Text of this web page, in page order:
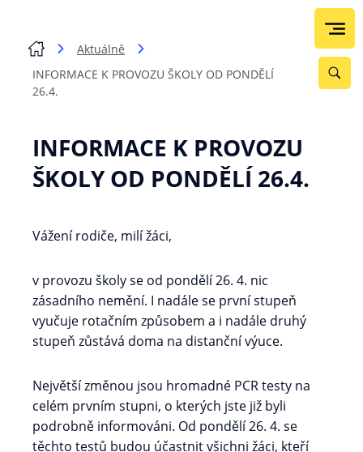
Aktuálně
INFORMACE K PROVOZU ŠKOLY OD PONDĚLÍ
26.4.
INFORMACE K PROVOZU
ŠKOLY OD PONDĚLÍ 26.4.
Vážení rodiče, milí žáci,
v provozu školy se od pondělí 26. 4. nic
zásadního nemění. I nadále se první stupeň
vyučuje rotačním způsobem a i nadále druhý
stupeň zůstává doma na distanční výuce.
Největší změnou jsou hromadné PCR testy na
celém prvním stupni, o kterých jste již byli
podrobně informováni. Od pondělí 26. 4. se
těchto testů budou účastnit všichni žáci, kteří